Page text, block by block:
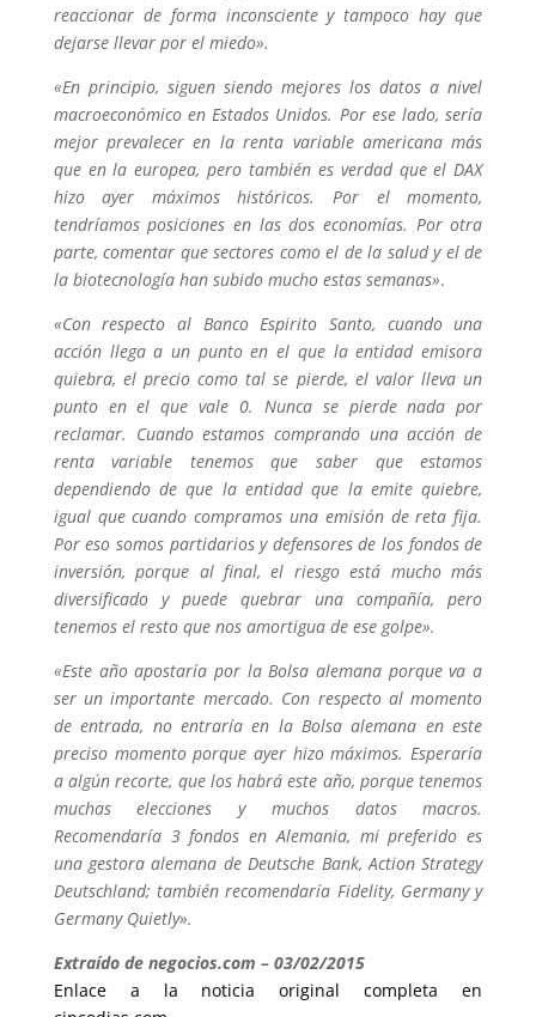
reaccionar de forma inconsciente y tampoco hay que
dejarse llevar por el miedo».
«En principio, siguen siendo mejores los datos a nivel
macroeconómico en Estados Unidos. Por ese lado, sería
mejor prevalecer en la renta variable americana más
que en la europea, pero también es verdad que el DAX
hizo ayer máximos históricos. Por el momento,
tendríamos posiciones en las dos economías. Por otra
parte, comentar que sectores como el de la salud y el de
la biotecnología han subido mucho estas semanas».
«Con respecto al Banco Espirito Santo, cuando una
acción llega a un punto en el que la entidad emisora
quiebra, el precio como tal se pierde, el valor lleva un
punto en el que vale 0. Nunca se pierde nada por
reclamar. Cuando estamos comprando una acción de
renta variable tenemos que saber que estamos
dependiendo de que la entidad que la emite quiebre,
igual que cuando compramos una emisión de reta fija.
Por eso somos partidarios y defensores de los fondos de
inversión, porque al final, el riesgo está mucho más
diversificado y puede quebrar una compañía, pero
tenemos el resto que nos amortigua de ese golpe».
«Este año apostaría por la Bolsa alemana porque va a
ser un importante mercado. Con respecto al momento
de entrada, no entraría en la Bolsa alemana en este
preciso momento porque ayer hizo máximos. Esperaría
a algún recorte, que los habrá este año, porque tenemos
muchas elecciones y muchos datos macros.
Recomendaría 3 fondos en Alemania, mi preferido es
una gestora alemana de Deutsche Bank, Action Strategy
Deutschland; también recomendaría Fidelity, Germany y
Germany Quietly».
Extraído de negocios.com – 03/02/2015
Enlace a la noticia original completa en